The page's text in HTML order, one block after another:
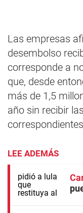
Las empresas
desembolso
corresponde a
que, desde
más de 1,5
año sin recibir
LEE ADEMÁS